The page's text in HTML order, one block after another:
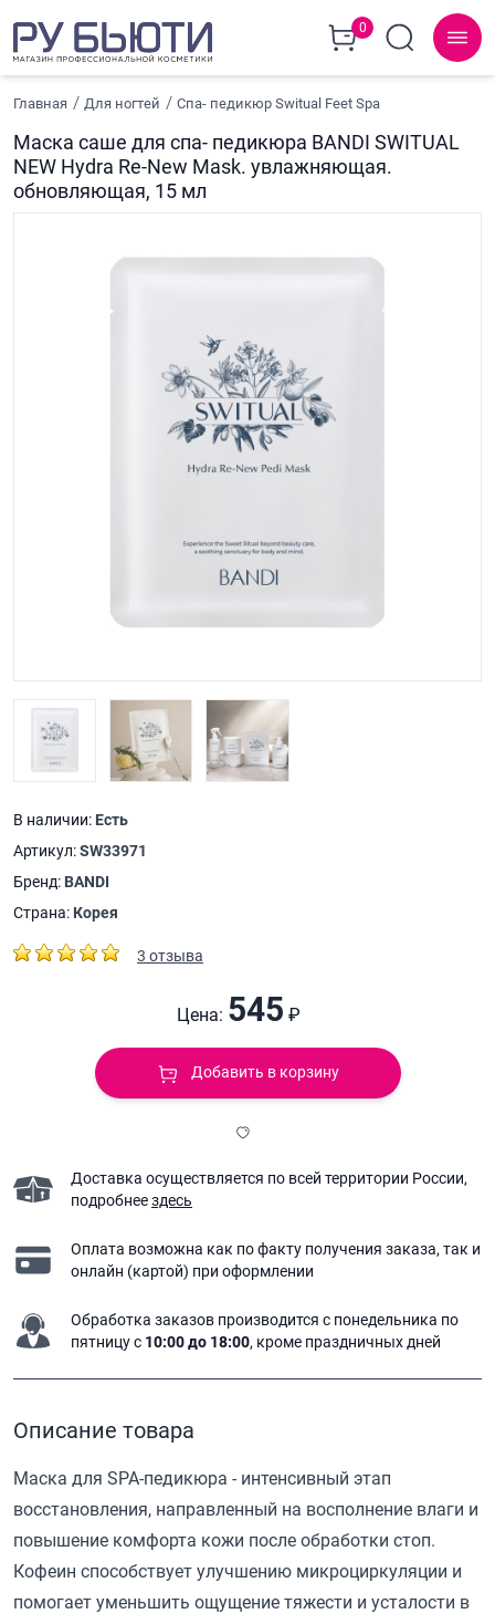
0
Главная Для ногтей Спа- педикюр Switual Feet Spa
Маска саше для спа- педикюра BANDI SWITUAL
NEW Hydra Re-New Mask. увлажняющая.
обновляющая, 15 мл
В наличии: Есть
Артикул:SW33971
Бренд: BANDI
Страна: Корея
3 отзыва
Цена: 545 ₽
Добавить в корзину
Доставка осуществляется по всей территории России,
подробнеездесь
Оплата возможна как по факту получения заказа, так и
онлайн (картой) при оформлении
Обработка заказов производится с понедельника по
пятницу с 10:00 до 18:00, кроме праздничных дней
Описание товара
Маска для SPA-педикюра - интенсивный этап
восстановления, направленный на восполнение влаги и
повышение комфорта кожи после обработки стоп.
Кофеин способствует улучшению микроциркуляции и
помогает уменьшить ощущение тяжести и усталости в